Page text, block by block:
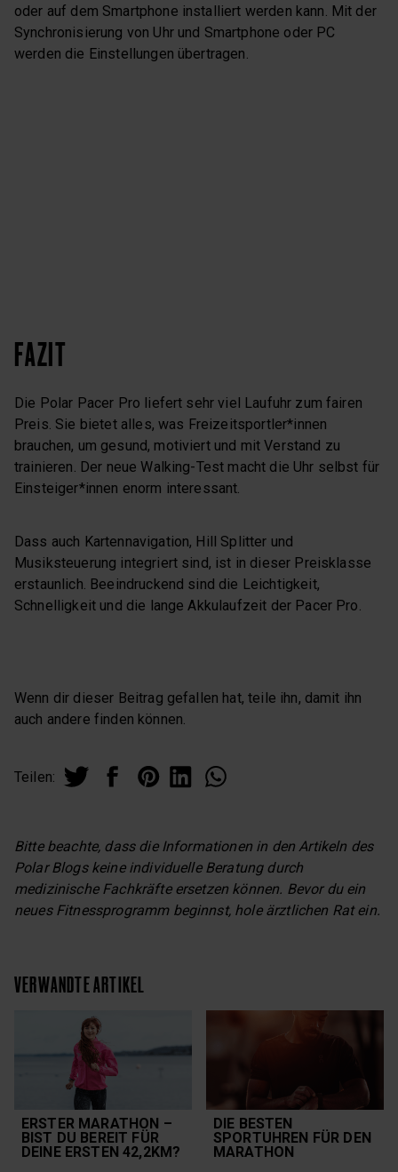
oder auf dem Smartphone installiert werden kann. Mit der
Synchronisierung von Uhr und Smartphone oder PC
werden die Einstellungen übertragen.
FAZIT
Die Polar Pacer Pro liefert sehr viel Laufuhr zum fairen
Preis. Sie bietet alles, was Freizeitsportler*innen
brauchen, um gesund, motiviert und mit Verstand zu
trainieren. Der neue Walking-Test macht die Uhr selbst für
Einsteiger*innen enorm interessant.
Dass auch Kartennavigation, Hill Splitter und
Musiksteuerung integriert sind, ist in dieser Preisklasse
erstaunlich. Beeindruckend sind die Leichtigkeit,
Schnelligkeit und die lange Akkulaufzeit der Pacer Pro.
Wenn dir dieser Beitrag gefallen hat, teile ihn, damit ihn
auch andere finden können.
Teilen:
Bitte beachte, dass die Informationen in den Artikeln des
Polar Blogs keine individuelle Beratung durch
medizinische Fachkräfte ersetzen können. Bevor du ein
neues Fitnessprogramm beginnst, hole ärztlichen Rat ein.
VERWANDTE ARTIKEL
ERSTER MARATHON –
BIST DU BEREIT FÜR
DEINE ERSTEN 42,2KM?
DIE BESTEN
SPORTUHREN FÜR DEN
MARATHON